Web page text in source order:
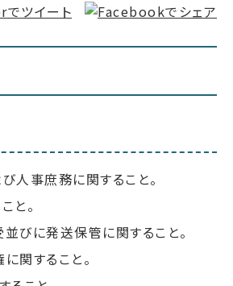
人事庶務に関すること。
と。
びに発送保管に関すること。
関すること。